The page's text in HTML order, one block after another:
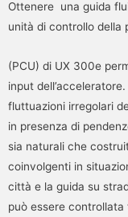
Ottenere una guida
unità di controllo della
(PCU) di UX 300e
input
fluttuazioni irregolari
in presenza di
sia naturali che
coinvolgenti in
città e la guida su
può essere